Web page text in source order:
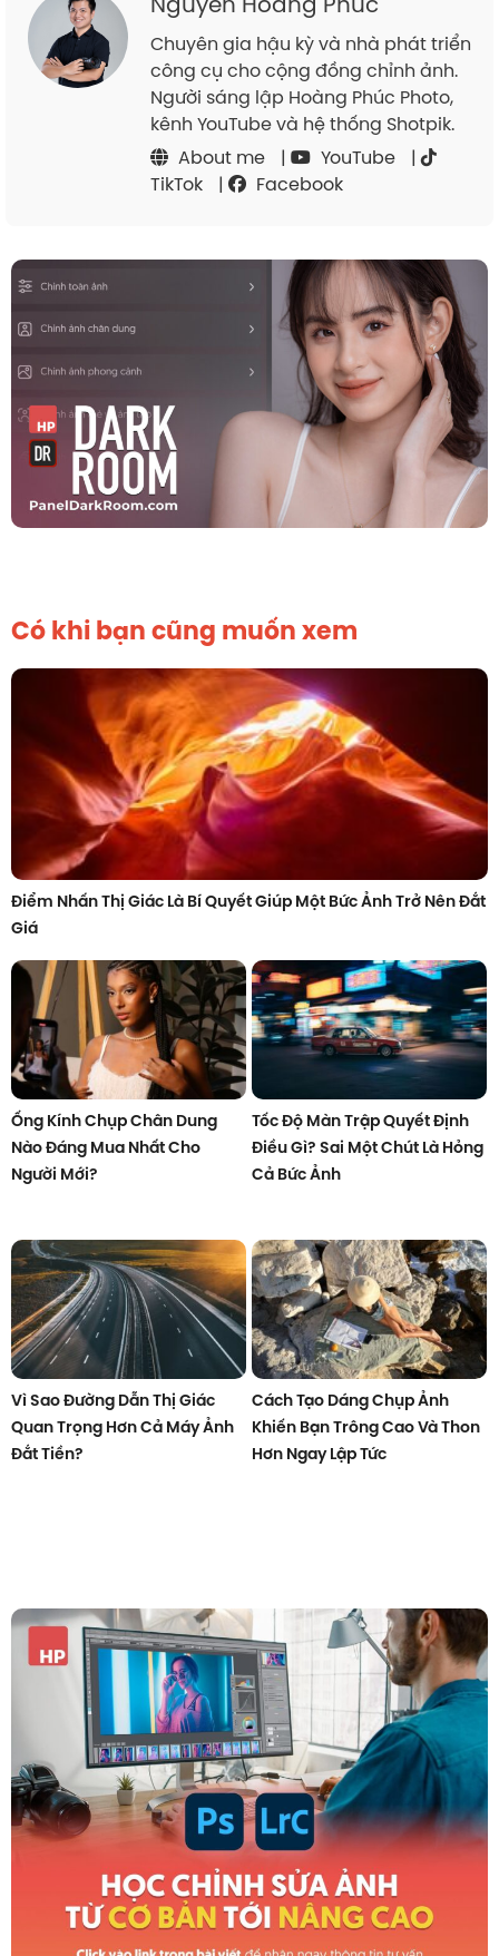
Chuyên gia hậu kỳ và nhà phát triển
công cụ cho cộng đồng chỉnh ảnh.
Người sáng lập Hoàng Phúc Photo,
kênh YouTube và hệ thống Shotpik.
About me
| YouTube
|
TikTok
| Facebook
Có khi bạn cũng muốn xem
Điểm Nhấn Thị Giác Là Bí Quyết Giúp Một Bức Ảnh Trở Nên Đắt
Giá
Ống Kính Chụp Chân Dung
Nào Đáng Mua Nhất Cho
Người Mới?
Tốc Độ Màn Trập Quyết Định
Điều Gì? Sai Một Chút Là Hỏng
Cả Bức Ảnh
Vì Sao Đường Dẫn Thị Giác
Quan Trọng Hơn Cả Máy Ảnh
Đắt Tiền?
Cách Tạo Dáng Chụp Ảnh
Khiến Bạn Trông Cao Và Thon
Hơn Ngay Lập Tức